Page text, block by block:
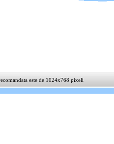
este de 1024x768 pixeli